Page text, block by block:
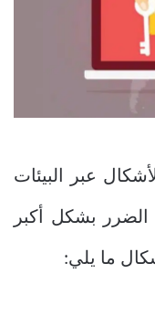
عبر البيئات
الضرر بشكل أكبر
ما يلي: